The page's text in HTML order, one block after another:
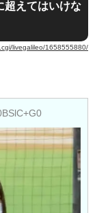
超えてはいけな
livegalileo/1658555880/